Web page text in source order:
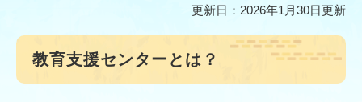
更新日：2026年1月30日更新
教育支援センターとは？